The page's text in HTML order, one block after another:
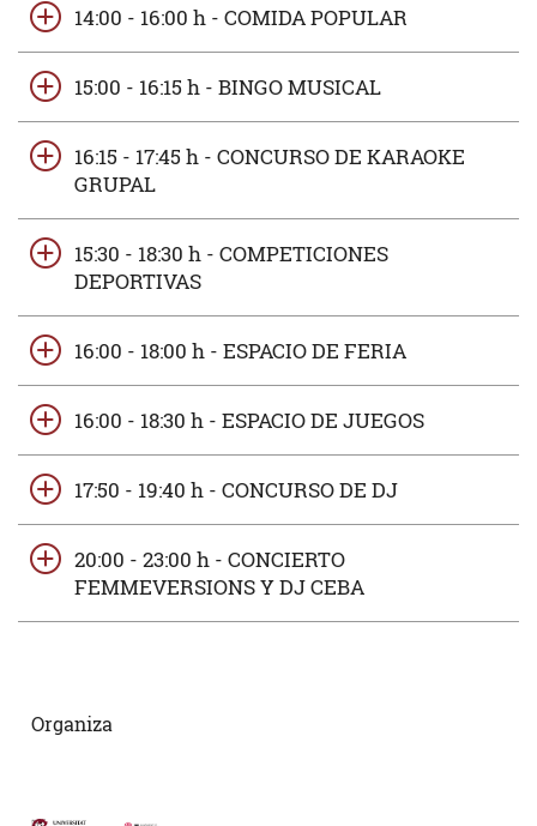
14:00 - 16:00 h - COMIDA POPULAR
15:00 - 16:15 h - BINGO MUSICAL
16:15 - 17:45 h - CONCURSO DE KARAOKE
GRUPAL
15:30 - 18:30 h - COMPETICIONES
DEPORTIVAS
16:00 - 18:00 h - ESPACIO DE FERIA
16:00 - 18:30 h - ESPACIO DE JUEGOS
17:50 - 19:40 h - CONCURSO DE DJ
20:00 - 23:00 h - CONCIERTO
FEMMEVERSIONS Y DJ CEBA
Organiza